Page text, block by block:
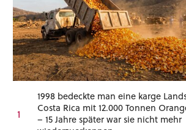
1
1998 bedeckte man eine karge
Costa Rica mit 12.000 Tonnen
– 15 Jahre später war sie nicht mehr